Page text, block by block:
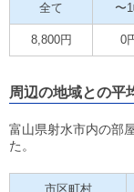
全て 〜
8,800円 0
周辺の地域との平
富山県射水市内の部
た。
市区町村